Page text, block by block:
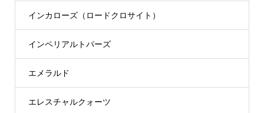
インカローズ（ロードクロサイト）
インペリアルトパーズ
エメラルド
エレスチャルクォーツ